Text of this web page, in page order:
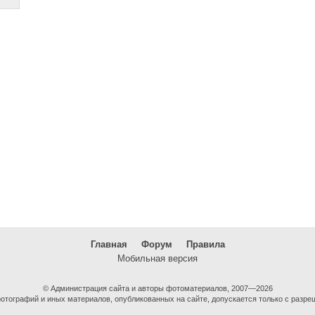
Главная Форум
Правила
Мобильная версия
© Администрация сайта и авторы фотоматериалов, 2007—2026
и иных материалов, опубликованных на сайте, допускается только с